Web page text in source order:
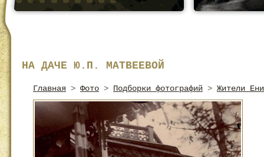
НА ДАЧЕ Ю.П. МАТВЕЕВОЙ
Главная > Фото > Подборки фотографий > Жители